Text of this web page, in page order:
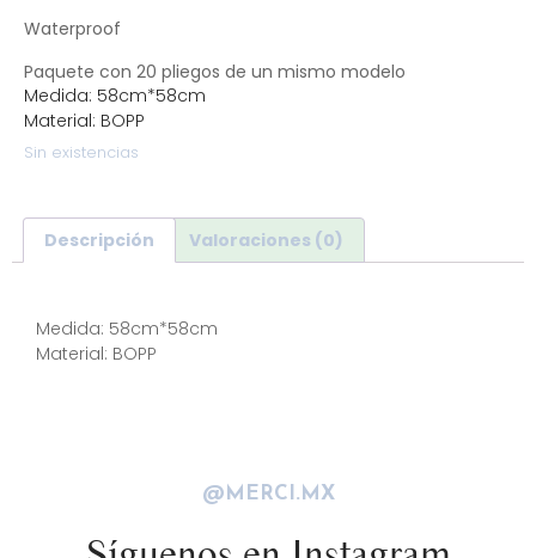
Waterproof
Paquete con 20 pliegos de un mismo modelo
Medida: 58cm*58cm
Material: BOPP
Sin existencias
Descripción Valoraciones (0)
Medida: 58cm*58cm
Material: BOPP
@MERCI.MX